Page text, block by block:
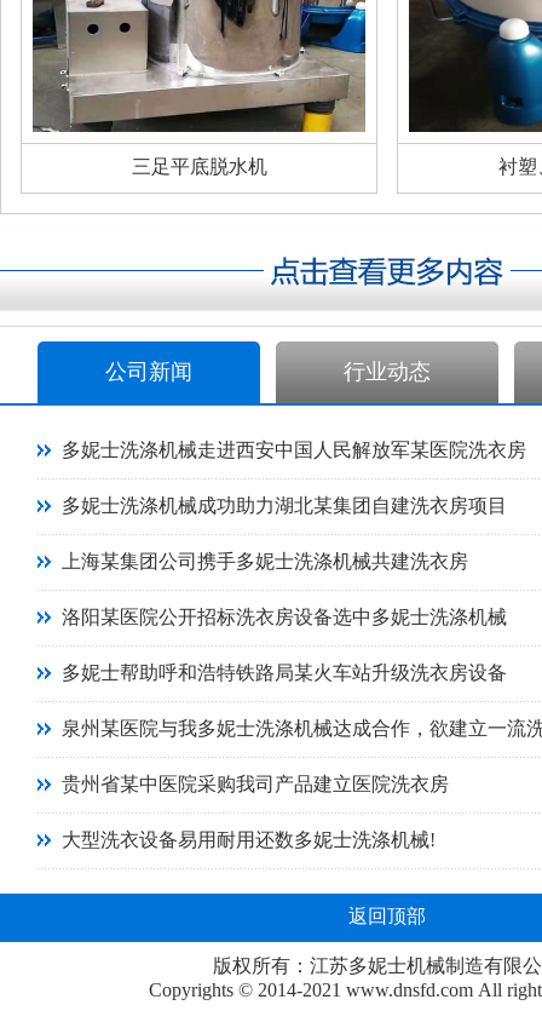
三足平底脱水机 衬塑
公司新闻 行业动态
多妮士洗涤机械走进西安中国人民解放军某医院洗衣房
多妮士洗涤机械成功助力湖北某集团自建洗衣房项目
上海某集团公司携手多妮士洗涤机械共建洗衣房
洛阳某医院公开招标洗衣房设备选中多妮士洗涤机械
多妮士帮助呼和浩特铁路局某火车站升级洗衣房设备
泉州某医院与我多妮士洗涤机械达成合作，欲建立一流
贵州省某中医院采购我司产品建立医院洗衣房
大型洗衣设备易用耐用还数多妮士洗涤机械!
返回顶部
版权所有：江苏多妮士机械制造有限
Copyrights © 2014-2021 www.dnsfd.com All